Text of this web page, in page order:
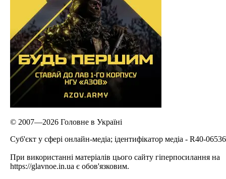
© 2007—2026 Головне в Україні
Cуб'єкт у сфері онлайн-медіа; ідентифікатор медіа - R40-06536
При використанні матеріалів цього сайту гіперпосилання на
https://glavnoe.in.ua є обов'язковим.